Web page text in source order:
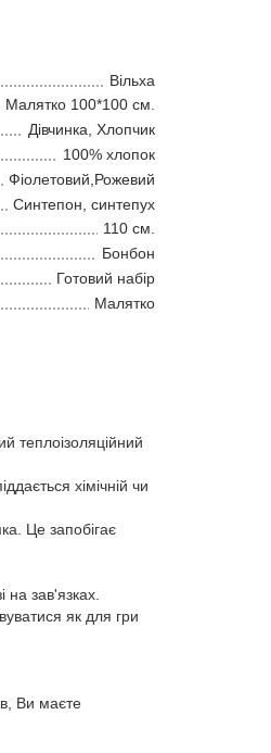
Вільха
Малятко 100*100 см.
Дівчинка, Хлопчик
100% хлопок
Фіолетовий,Рожевий
Синтепон, синтепух
110 см.
Бонбон
Готовий набір
Малятко
теплоізоляційний
хімічній чи
Це запобігає
зав'язках.
як для гри
Ви маєте